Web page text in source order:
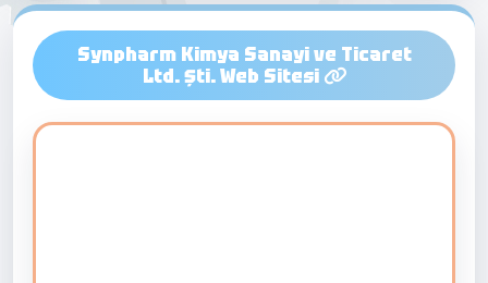
Synpharm Kimya Sanayi ve Ticaret
Ltd. Şti. Web Sitesi